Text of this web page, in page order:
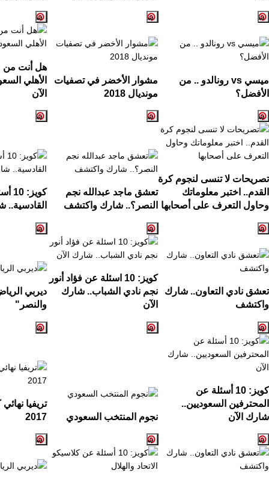
ميسي vs رونالدو .. من
الأفضل؟
مشوار الأخضر في تصفيات
مونديال 2018
هل أنت من
الأهلي
الآن
تصريحات لا تنسى لنجوم كرة
القدم.. اختبر معلوماتك
وحاول التعرف على أصحابها
تعشق ماجد عبدالله نجم
النصر؟.. شارك واكتشف
كويز: 10
القادسية..
تعشق نادي التعاون.. شارك
واكتشف
كويز: 10 اسئلة عن فؤاد أنور
نجم نادي الشباب.. شارك
الآن
ديربي
والنصر "
كويز: 10 أسئلة عن
المحترفين السعوديين..
شارك الآن
نجوم المنتخب السعودي
تريفيا
2017